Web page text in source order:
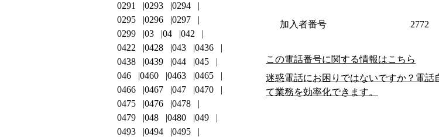
加入者番号 2772
この電話番号に関する情報はこちら
迷惑電話にお困りではないですか？電
て業務を効率化できます。
0291
0293
0294
0295
0296
0297
0299
03 04
042
0422
0428 043
0436
0438
0439 044
045
046
0460 0463
0465
0466
0467 047
0470
0475
0476
0478
0479
048 0480
049
0493
0494
0495